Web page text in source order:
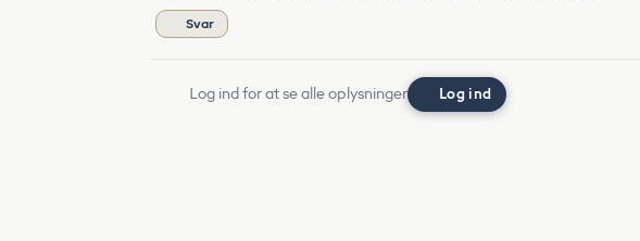
Svar
Log ind for at se alle oplysninger Log ind